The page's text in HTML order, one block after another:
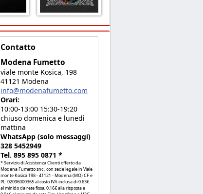
Contatto
Modena Fumetto
viale monte Kosica, 198
41121 Modena
info@modenafumetto.com
Orari:
10:00-13:00 15:30-19:20
chiuso domenica e lunedì
mattina
WhatsApp (solo messaggi)
328 5452949
Tel. 895 895 0871 *
* Servizio di Assistenza Clienti offerto da
Modena Fumetto snc , con sede legale in Viale
monte Kosica 198 - 41121 - Modena (MO) CF e
PL: 02096000365 al costo IVA inclusa di 0.63€
al minido da rete fissa, 0.16€ alla risposta e